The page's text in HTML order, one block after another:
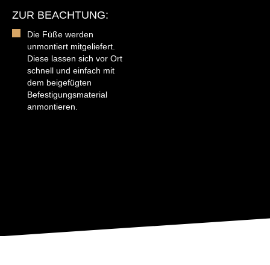
ZUR BEACHTUNG:
Die Füße werden
unmontiert mitgeliefert.
Diese lassen sich vor Ort
schnell und einfach mit
dem beigefügten
Befestigungsmaterial
anmontieren.